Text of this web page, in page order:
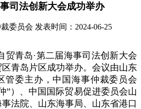
司法创新大会成功举办
委员会 发表时间：2024-06-25
贸青岛·第二届海事司法创新大会
青岛片区成功举办。会议由山东
管委主办，中国海事仲裁委员会
”）、中国国际贸易促进委员会山
法院、山东海事局、山东省港口